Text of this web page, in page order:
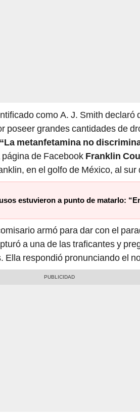
como A. J. Smith declaró
poseer grandes cantidades de
“La metanfetamina no
de Facebook Franklin
en el golfo de México, al sur
estuvieron a punto de matarlo:
armó para dar con el
a una de las traficantes y
Ella respondió pronunciando el